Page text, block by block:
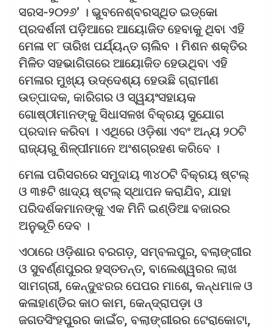
ସରସ-୨୦୨୬’ । ଭୁବନେଶ୍ବରସ୍ଥିତ ଇଡ୍‌କୋ
ପ୍ରଦର୍ଶନୀ ପଡ଼ିଆରେ ଆୟୋଜିତ ହେବାକୁ ଥିବା ଏହି
ମେଳା ୧୮ ତାରିଖ ପର୍ଯ୍ୟନ୍ତ ଚାଲିବ । ମିଶନ ଶକ୍ତିର
ମିଳିତ ସହଭାଗିତାରେ ଆୟୋଜିତ ହେଉଥିବା ଏହି
ମେଳାର ମୁଖ୍ୟ ଉଦ୍ଦେଶ୍ୟ ହେଉଛି ଗ୍ରାମୀଣ
ଉତ୍ପାଦକ, କାରିଗର ଓ ସ୍ୱୟଂସହାୟକ
ଗୋଷ୍ଠୀମାନଙ୍କୁ ସିଧାସଳଖ ବିକ୍ରୟ ସୁଯୋଗ
ପ୍ରଦାନ କରିବା । ଏଥିରେ ଓଡ଼ିଶା ଏବଂ ଅନ୍ୟ ୨୦ଟି
ରାଜ୍ୟରୁ ଶିଳ୍ପୀମାନେ ଅଂଶଗ୍ରହଣ କରିବେ ।
ମେଳା ପରିସରରେ ସମୁଦାୟ ୩୪୦ଟି ବିକ୍ରୟ ଷ୍ଟଲ୍
ଓ ୩୫ଟି ଖାଦ୍ୟ ଷ୍ଟଲ୍ ସ୍ଥାପନ କରାଯିବ, ଯାହା
ପରିଦର୍ଶକମାନଙ୍କୁ ଏକ ମିନି ଇଣ୍ଡିଆ ବଜାରର
ଅନୁଭୂତି ଦେବ ।
ଏଠାରେ ଓଡ଼ିଶାର ବରଗଡ଼, ସମ୍ବଲପୁର, ବଲାଙ୍ଗୀର
ଓ ସୁବର୍ଣ୍ଣପୁରର ହସ୍ତତନ୍ତ, ବାଲେଶ୍ୱରର ଲାଖ
ସାମଗ୍ରୀ, କେନ୍ଦୁଝରର ପେପର ମାଶେ, କନ୍ଧମାଳ ଓ
କଳାହାଣ୍ଡିର କାଠ କାମ, କେନ୍ଦ୍ରାପଡ଼ା ଓ
ଜଗତସିଂହପୁରର କାଇଁଚ, ବଲାଙ୍ଗୀରର ଟେରାକୋଟା,